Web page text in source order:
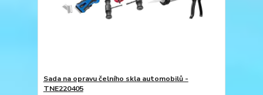
Sada na opravu čelního skla automobilů -
TNE220405